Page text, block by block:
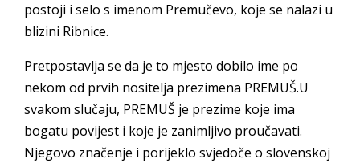
postoji i selo s imenom Premučevo, koje se nalazi u
blizini Ribnice.
Pretpostavlja se da je to mjesto dobilo ime po
nekom od prvih nositelja prezimena PREMUŠ.U
svakom slučaju, PREMUŠ je prezime koje ima
bogatu povijest i koje je zanimljivo proučavati.
Njegovo značenje i porijeklo svjedoče o slovenskoj